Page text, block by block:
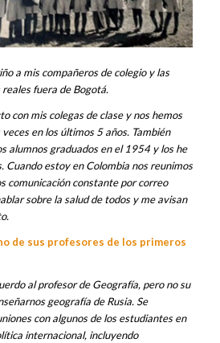
a mis compañeros de colegio y las
fuera de Bogotá.
con mis colegas de clase y nos hemos
en los últimos 5 años. También
alumnos graduados en el 1954 y los he
Cuando estoy en Colombia nos reunimos
comunicación constante por correo
sobre la salud de todos y me avisan
de sus profesores de los primeros
al profesor de Geografía, pero no su
geografía de Rusia. Se
con algunos de los estudiantes en
internacional, incluyendo